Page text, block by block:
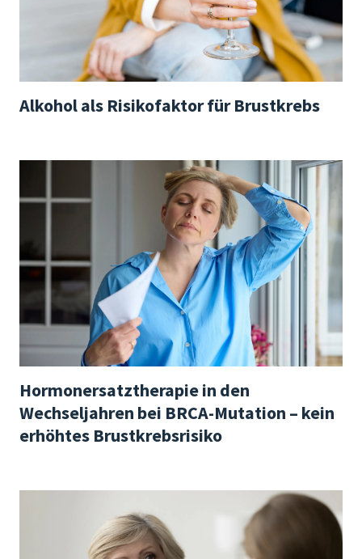
Alkohol als Risikofaktor für Brustkrebs
Hormonersatztherapie in den
Wechseljahren bei BRCA-Mutation – kein
erhöhtes Brustkrebsrisiko